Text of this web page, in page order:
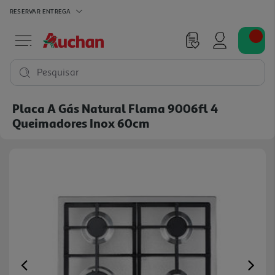
RESERVAR ENTREGA
Pesquisar
Placa A Gás Natural Flama 9006fl 4
Queimadores Inox 60cm
Previous